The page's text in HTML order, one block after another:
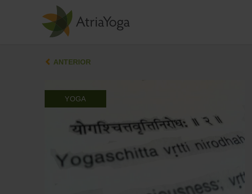
ANTERIOR
YOGA